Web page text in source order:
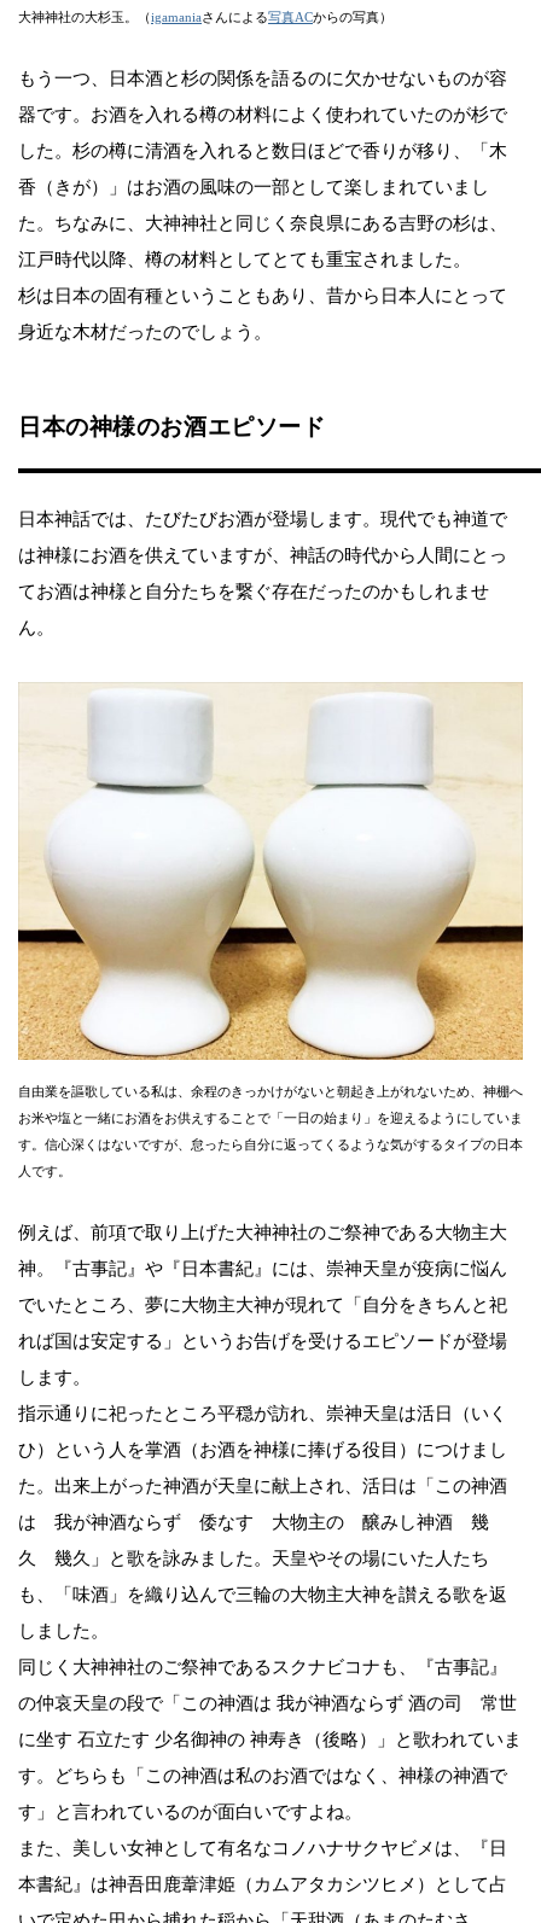
大神神社の大杉玉。（igamaniaさんによる写真ACからの写真）
もう一つ、日本酒と杉の関係を語るのに欠かせないものが容
器です。お酒を入れる樽の材料によく使われていたのが杉で
した。杉の樽に清酒を入れると数日ほどで香りが移り、「木
香（きが）」はお酒の風味の一部として楽しまれていまし
た。ちなみに、大神神社と同じく奈良県にある吉野の杉は、
江戸時代以降、樽の材料としてとても重宝されました。
杉は日本の固有種ということもあり、昔から日本人にとって
身近な木材だったのでしょう。
日本の神様のお酒エピソード
日本神話では、たびたびお酒が登場します。現代でも神道で
は神様にお酒を供えていますが、神話の時代から人間にとっ
てお酒は神様と自分たちを繋ぐ存在だったのかもしれませ
ん。
自由業を謳歌している私は、余程のきっかけがないと朝起き上がれないため、神棚へ
お米や塩と一緒にお酒をお供えすることで「一日の始まり」を迎えるようにしていま
す。信心深くはないですが、怠ったら自分に返ってくるような気がするタイプの日本
人です。
例えば、前項で取り上げた大神神社のご祭神である大物主大
神。『古事記』や『日本書紀』には、崇神天皇が疫病に悩ん
でいたところ、夢に大物主大神が現れて「自分をきちんと祀
れば国は安定する」というお告げを受けるエピソードが登場
します。
指示通りに祀ったところ平穏が訪れ、崇神天皇は活日（いく
ひ）という人を掌酒（お酒を神様に捧げる役目）につけまし
た。出来上がった神酒が天皇に献上され、活日は「この神酒
は 我が神酒ならず 倭なす 大物主の 醸みし神酒 幾
久 幾久」と歌を詠みました。天皇やその場にいた人たち
も、「味酒」を織り込んで三輪の大物主大神を讃える歌を返
しました。
同じく大神神社のご祭神であるスクナビコナも、『古事記』
の仲哀天皇の段で「この神酒は 我が神酒ならず 酒の司 常世
に坐す 石立たす 少名御神の 神寿き（後略）」と歌われていま
す。どちらも「この神酒は私のお酒ではなく、神様の神酒で
す」と言われているのが面白いですよね。
また、美しい女神として有名なコノハナサクヤビメは、『日
本書紀』は神吾田鹿葦津姫（カムアタカシツヒメ）として占